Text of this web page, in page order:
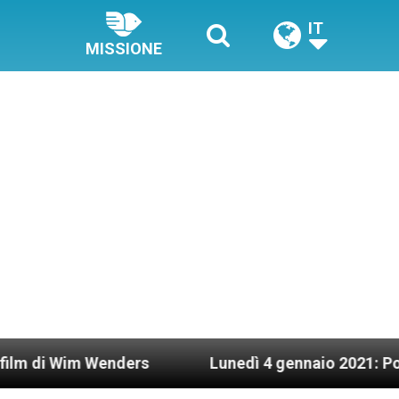
MISSIONE
IT
Lunedì 4 gennaio 2021: Possesso